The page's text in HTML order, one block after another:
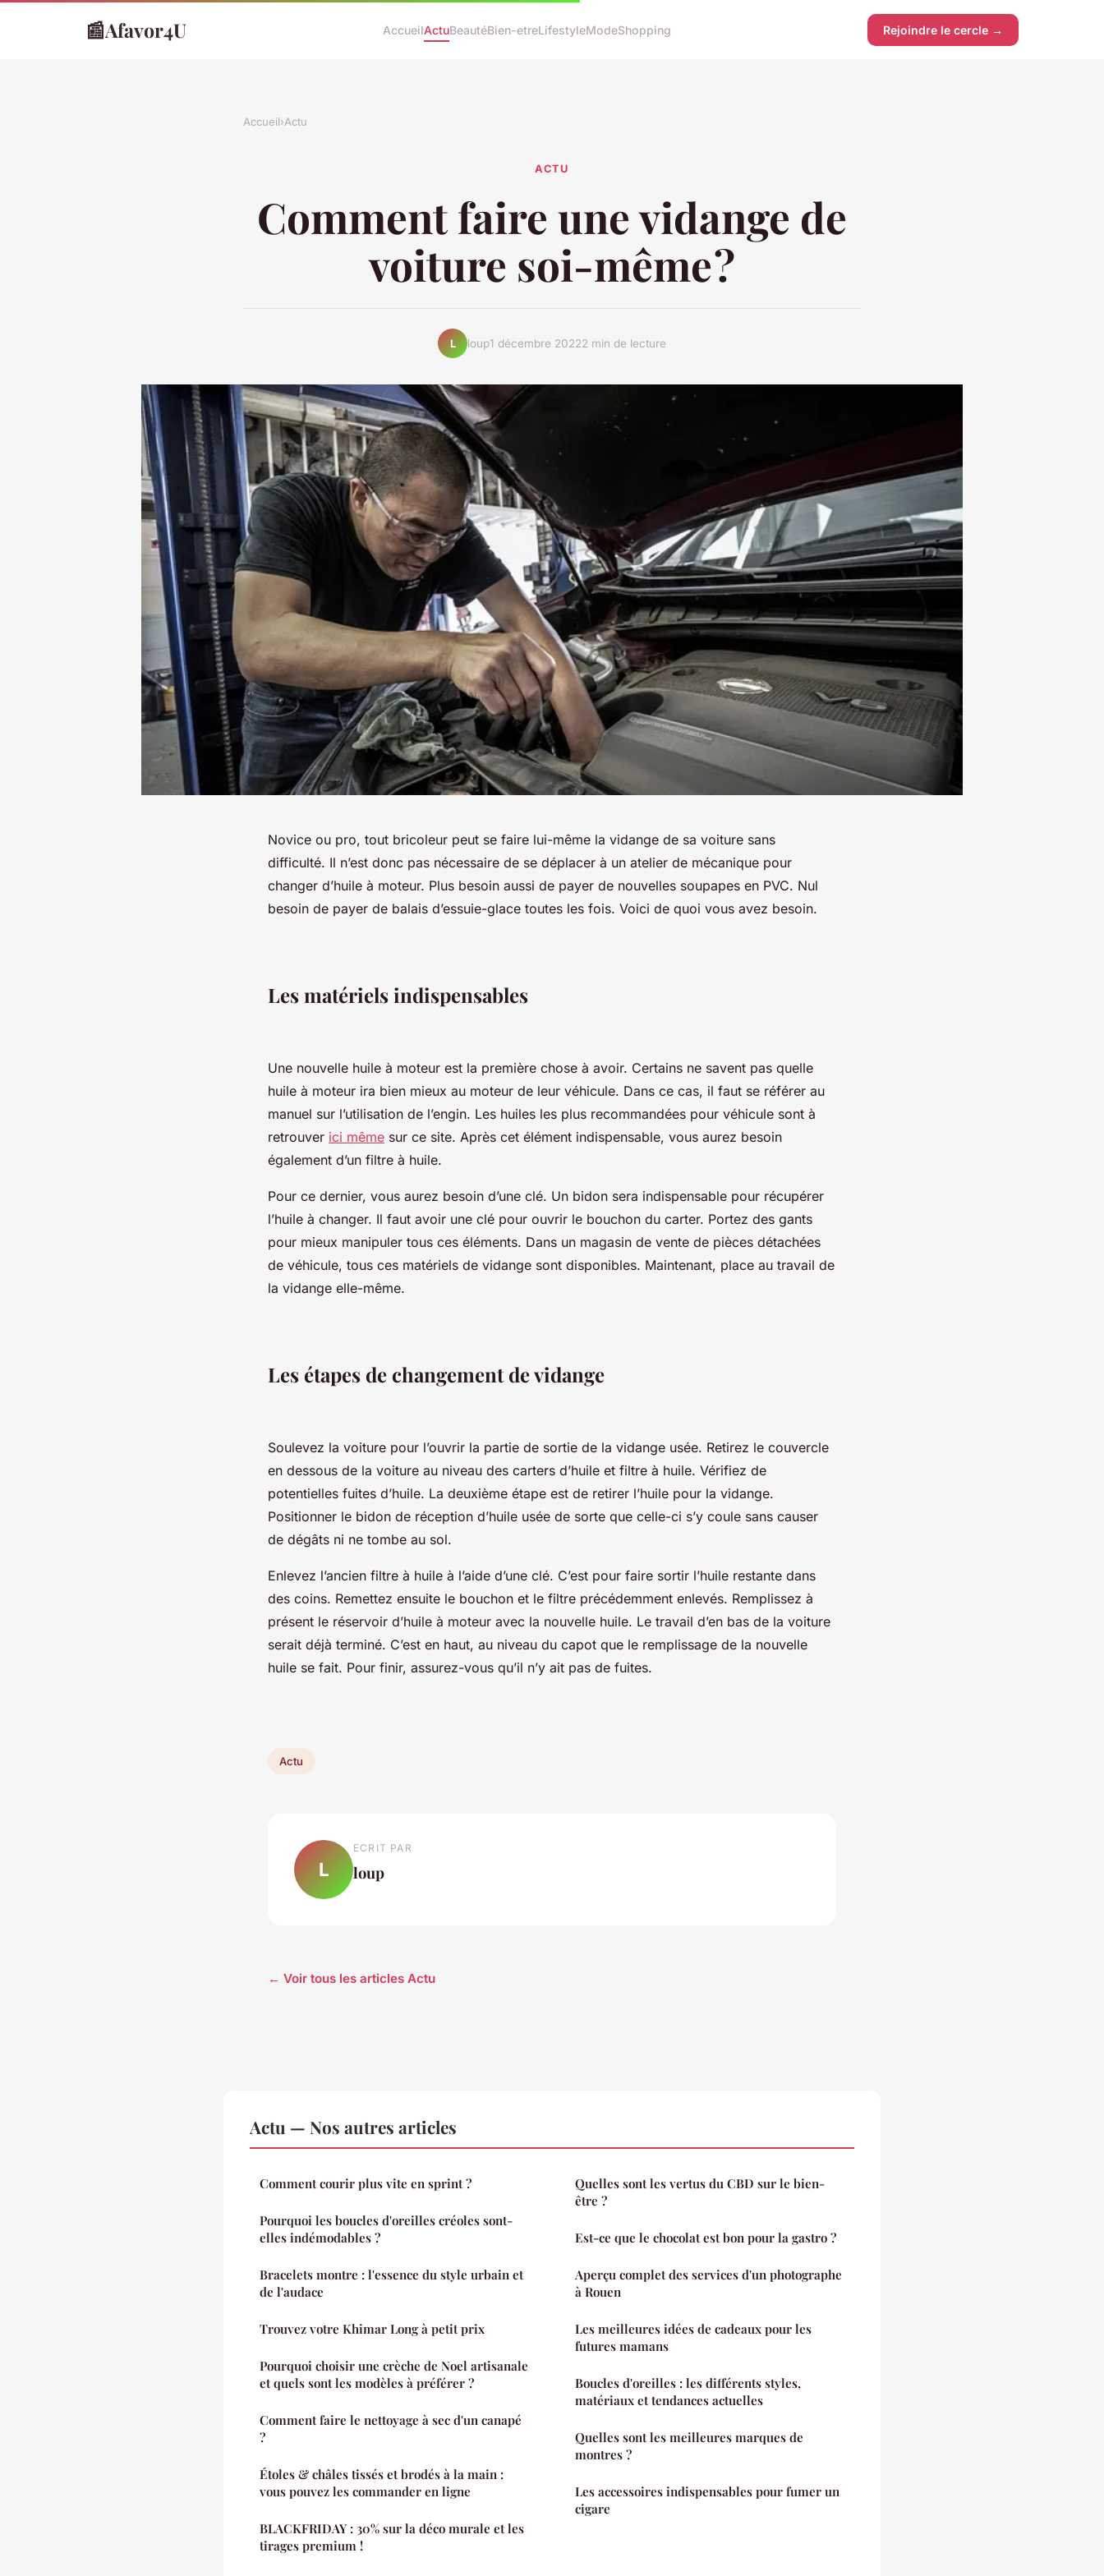
📰Afavor4U AccueilActuBeautéBien-etreLifestyleModeShopping Rejoindre le cercle →
Accueil›Actu
ACTU
Comment faire une vidange de
voiture soi-même ?
L loup1 décembre 20222 min de lecture
Novice ou pro, tout bricoleur peut se faire lui-même la vidange de sa voiture sans
difficulté. Il n’est donc pas nécessaire de se déplacer à un atelier de mécanique pour
changer d’huile à moteur. Plus besoin aussi de payer de nouvelles soupapes en PVC. Nul
besoin de payer de balais d’essuie-glace toutes les fois. Voici de quoi vous avez besoin.
Les matériels indispensables
Une nouvelle huile à moteur est la première chose à avoir. Certains ne savent pas quelle
huile à moteur ira bien mieux au moteur de leur véhicule. Dans ce cas, il faut se référer au
manuel sur l’utilisation de l’engin. Les huiles les plus recommandées pour véhicule sont à
retrouver ici même sur ce site. Après cet élément indispensable, vous aurez besoin
également d’un filtre à huile.
Pour ce dernier, vous aurez besoin d’une clé. Un bidon sera indispensable pour récupérer
l’huile à changer. Il faut avoir une clé pour ouvrir le bouchon du carter. Portez des gants
pour mieux manipuler tous ces éléments. Dans un magasin de vente de pièces détachées
de véhicule, tous ces matériels de vidange sont disponibles. Maintenant, place au travail de
la vidange elle-même.
Les étapes de changement de vidange
Soulevez la voiture pour l’ouvrir la partie de sortie de la vidange usée. Retirez le couvercle
en dessous de la voiture au niveau des carters d’huile et filtre à huile. Vérifiez de
potentielles fuites d’huile. La deuxième étape est de retirer l’huile pour la vidange.
Positionner le bidon de réception d’huile usée de sorte que celle-ci s’y coule sans causer
de dégâts ni ne tombe au sol.
Enlevez l’ancien filtre à huile à l’aide d’une clé. C’est pour faire sortir l’huile restante dans
des coins. Remettez ensuite le bouchon et le filtre précédemment enlevés. Remplissez à
présent le réservoir d’huile à moteur avec la nouvelle huile. Le travail d’en bas de la voiture
serait déjà terminé. C’est en haut, au niveau du capot que le remplissage de la nouvelle
huile se fait. Pour finir, assurez-vous qu’il n’y ait pas de fuites.
Actu
L
ECRIT PAR
loup
← Voir tous les articles Actu
Actu — Nos autres articles
Comment courir plus vite en sprint ?
Pourquoi les boucles d'oreilles créoles sont-
elles indémodables ?
Bracelets montre : l'essence du style urbain et
de l'audace
Trouvez votre Khimar Long à petit prix
Pourquoi choisir une crèche de Noel artisanale
et quels sont les modèles à préférer ?
Comment faire le nettoyage à sec d'un canapé
?
Étoles & châles tissés et brodés à la main :
vous pouvez les commander en ligne
BLACKFRIDAY : 30% sur la déco murale et les
tirages premium !
Quelles sont les vertus du CBD sur le bien-
être ?
Est-ce que le chocolat est bon pour la gastro ?
Aperçu complet des services d'un photographe
à Rouen
Les meilleures idées de cadeaux pour les
futures mamans
Boucles d'oreilles : les différents styles,
matériaux et tendances actuelles
Quelles sont les meilleures marques de
montres ?
Les accessoires indispensables pour fumer un
cigare